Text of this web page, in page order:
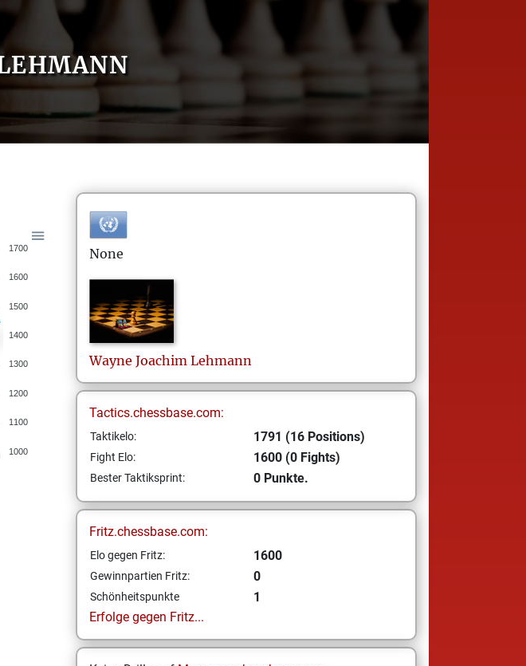
1700
1600
1500
1400
1300
1200
1100
1000
None
Wayne Joachim Lehmann
Tactics.chessbase.com:
Taktikelo: 1791 (16 Positions)
Fight Elo: 1600 (0 Fights)
Bester Taktiksprint: 0 Punkte.
Fritz.chessbase.com:
Elo gegen Fritz: 1600
Gewinnpartien Fritz: 0
Schönheitspunkte
1
Erfolge gegen Fritz...